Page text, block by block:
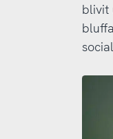
blivit